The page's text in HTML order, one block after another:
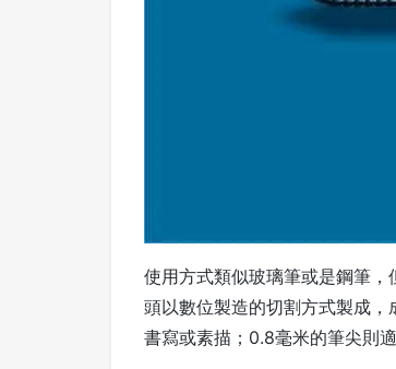
使用方式類似玻璃筆或是鋼筆
頭以數位製造的切割方式製成
書寫或素描；0.8毫米的筆尖則